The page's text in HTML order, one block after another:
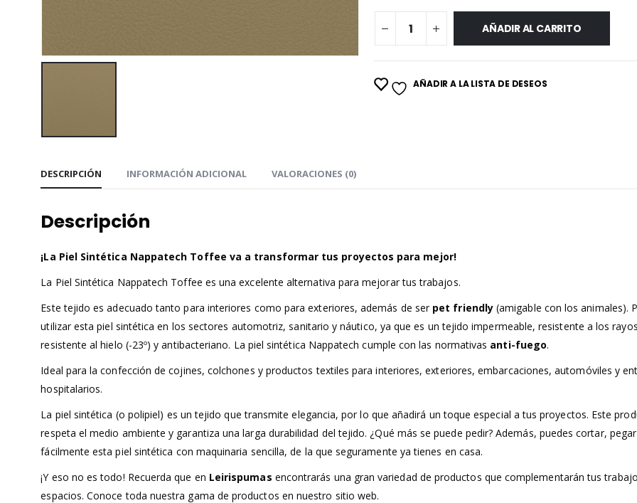
AÑADIR AL CARRITO
AÑADIR A LA LISTA DE DESEOS
DESCRIPCIÓN INFORMACIÓN ADICIONAL VALORACIONES (0)
Descripción
¡La Piel Sintética Nappatech Toffee va a transformar tus proyectos para mejor!
La Piel Sintética Nappatech Toffee es una excelente alternativa para mejorar tus trabajos.
Este tejido es adecuado tanto para interiores como para exteriores, además de ser pet friendly(amigable con los animales).
utilizar esta piel sintética en los sectores automotriz, sanitario y náutico, ya que es un tejido impermeable, resistente a los
resistente al hielo (-23º) y antibacteriano. La piel sintética Nappatech cumple con las normativas anti-fuego.
Ideal para la confección de cojines, colchones y productos textiles para interiores, exteriores, embarcaciones, automóviles y
hospitalarios.
La piel sintética (o polipiel) es un tejido que transmite elegancia, por lo que añadirá un toque especial a tus proyectos. Este
respeta el medio ambiente y garantiza una larga durabilidad del tejido. ¿Qué más se puede pedir? Además, puedes cortar,
fácilmente esta piel sintética con maquinaria sencilla, de la que seguramente ya tienes en casa.
¡Y eso no es todo! Recuerda que en Leirispumas encontrarás una gran variedad de productos que complementarán tus
espacios. Conoce toda nuestra gama de productos en nuestro sitio web.